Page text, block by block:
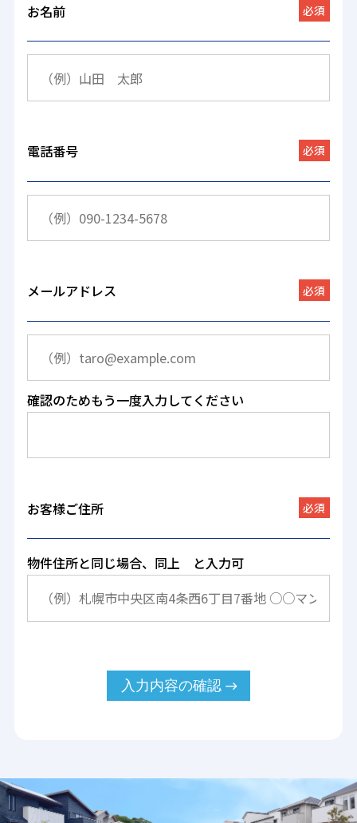
お名前 必須
電話番号 必須
メールアドレス 必須
確認のためもう一度入力してください
お客様ご住所 必須
物件住所と同じ場合、同上 と入力可
入力内容の確認